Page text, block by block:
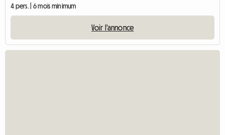
4 pers. | 6 mois minimum
Voir l'annonce